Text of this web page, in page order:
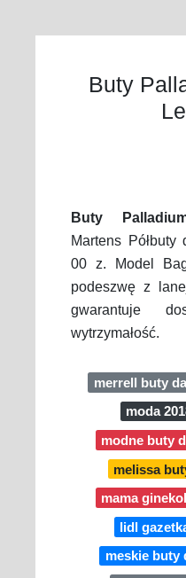
Buty
Buty
Martens
00 z. Model
podeszwę z
gwarantuje
wytrzymałość.
merrell buty
moda
modne buty
melissa
mama
lidl
meskie buty